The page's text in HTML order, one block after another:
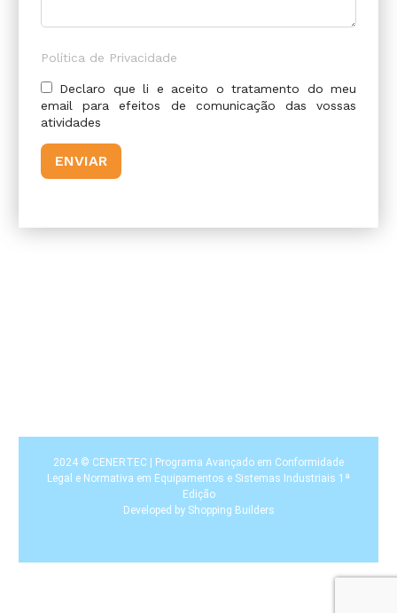
Política de Privacidade
Declaro que li e aceito o tratamento do meu
email para efeitos de comunicação das vossas
atividades
2024 © CENERTEC | Programa Avançado em Conformidade
Legal e Normativa em Equipamentos e Sistemas Industriais 1ª
Edição
Developed by Shopping Builders